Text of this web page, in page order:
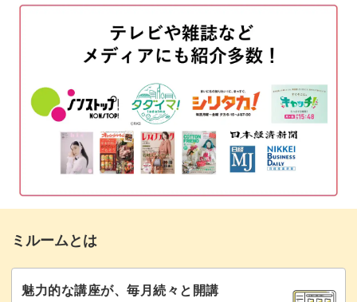
マスターした後は様々なお花を使って作ってみましょう♪
今回はスイートピーやチョコレートコスモス、グリーンベ
ルなどを使って作っていますが、アレンジは自由自在。
慣れるまでは、本レッスンで使用しているお花と似た形状
のお花を使って練習をしながらコツを掴んでみましょう。
慣れてきたらお好きな色味のお花を選んで作ったり、お部
屋の雰囲気に合った色味のお花で作ってみたり。
様々なテーブルブーケを作ってフラワーインテリアを楽し
テープで止めて茎を切りそろえる
ミルームとは
魅力的な講座が、毎月続々と開講